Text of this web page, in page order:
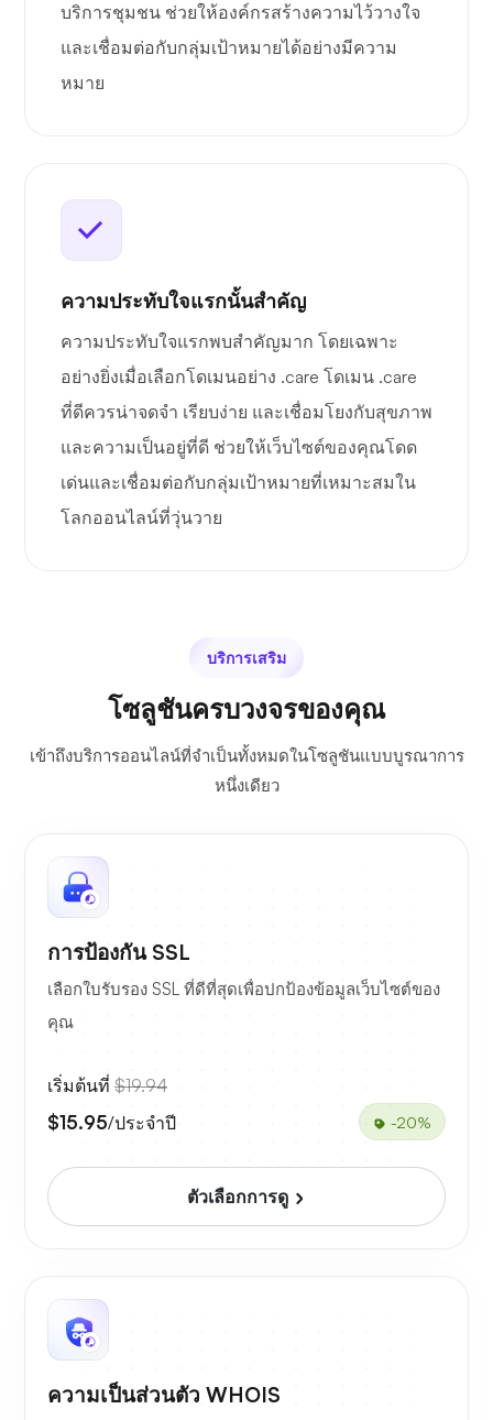
บริการชุมชน ช่วยให้องค์กรสร้างความไว้วางใจ
และเชื่อมต่อกับกลุ่มเป้าหมายได้อย่างมีความ
หมาย
ความประทับใจแรกนั้นสำคัญ
ความประทับใจแรกพบสำคัญมาก โดยเฉพาะ
อย่างยิ่งเมื่อเลือกโดเมนอย่าง .care โดเมน .care
ที่ดีควรน่าจดจำ เรียบง่าย และเชื่อมโยงกับสุขภาพ
และความเป็นอยู่ที่ดี ช่วยให้เว็บไซต์ของคุณโดด
เด่นและเชื่อมต่อกับกลุ่มเป้าหมายที่เหมาะสมใน
โลกออนไลน์ที่วุ่นวาย
บริการเสริม
โซลูชันครบวงจรของคุณ
เข้าถึงบริการออนไลน์ที่จำเป็นทั้งหมดในโซลูชันแบบบูรณาการ
หนึ่งเดียว
การป้องกัน SSL
เลือกใบรับรอง SSL ที่ดีที่สุดเพื่อปกป้องข้อมูลเว็บไซต์ของ
คุณ
เริ่มต้นที่ $19.94
$15.95/ประจำปี -20%
ตัวเลือกการดู
ความเป็นส่วนตัว WHOIS